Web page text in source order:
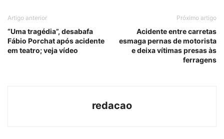
Artigo anterior
“Uma tragédia”, desabafa
Fábio Porchat após acidente
em teatro; veja vídeo
Próximo artigo
Acidente entre carretas
esmaga pernas de motorista
e deixa vítimas presas às
ferragens
redacao